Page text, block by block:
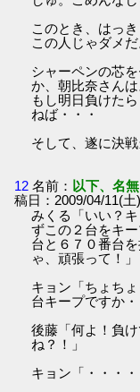
このとき、はっき
この人じゃダメ
シャーペンの芯
か、朝比奈さん
もし明日負けた
ねば・・・
そして、遂に決戦
12 名前： 以下、名
稿日：2009/04/11(
みくる「いい？
ずこの２台をキ
台と６７０番台
ゃ、頑張って！」
キョン「ちょち
台キープですか
後藤「何よ！負
ね？！」
キョン「・・・・